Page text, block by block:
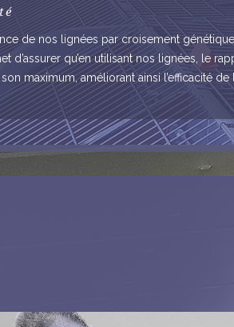
de nos lignées par croisement
d’assurer qu’en utilisant nos lignées, le
maximum, améliorant ainsi l’efficacité de